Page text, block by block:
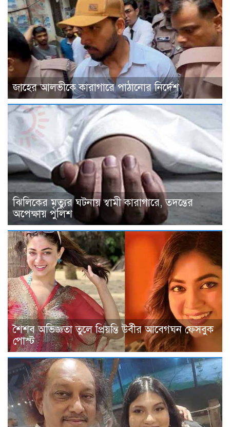
জাহের আলভীকে কারাগারে পাঠানোর নির্দেশ
ঝিলিকের মৃত্যুর ঘটনায় স্বামী কারাগারে, তদন্তের
অপেক্ষায় পুলিশ
শৈশব অভিজ্ঞতা তুলে প্রিয়ন্তি উর্বীর আবেগঘন ফেসবুক
পোস্ট